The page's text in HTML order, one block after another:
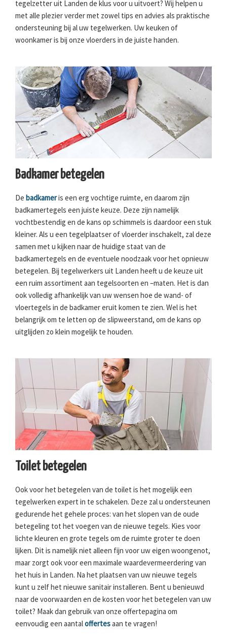
tegelzetter uit Landen de klus voor u uitvoert? Wij helpen u
met alle plezier verder met zowel tips en advies als praktische
ondersteuning bij al uw tegelwerken. Uw keuken of
woonkamer is bij onze vloerders in de juiste handen.
Badkamer betegelen
De badkameris een erg vochtige ruimte, en daarom zijn
badkamertegels een juiste keuze. Deze zijn namelijk
vochtbestendig en de kans op schimmels is daardoor een stuk
kleiner. Als u een tegelplaatser of vloerder inschakelt, zal deze
samen met u kijken naar de huidige staat van de
badkamertegels en de eventuele noodzaak voor het opnieuw
betegelen. Bij tegelwerkers uit Landen heeft u de keuze uit
een ruim assortiment aan tegelsoorten en –maten. Het is dan
ook volledig afhankelijk van uw wensen hoe de wand- of
vloertegels in de badkamer eruit komen te zien. Wel is het
belangrijk om te letten op de slipweerstand, om de kans op
uitglijden zo klein mogelijk te houden.
Toilet betegelen
Ook voor het betegelen van de toilet is het mogelijk een
tegelwerken expert in te schakelen. Deze zal u ondersteunen
gedurende het gehele proces: van het slopen van de oude
betegeling tot het voegen van de nieuwe tegels. Kies voor
lichte kleuren en grote tegels om de ruimte groter te doen
lijken. Dit is namelijk niet alleen fijn voor uw eigen woongenot,
maar zorgt ook voor een maximale waardevermeerdering van
het huis in Landen. Na het plaatsen van uw nieuwe tegels
kunt u zelf het nieuwe sanitair installeren. Bent u benieuwd
naar de voorwaarden en de kosten voor het betegelen van uw
toilet? Maak dan gebruik van onze offertepagina om
eenvoudig een aantaloffertesaan te vragen!